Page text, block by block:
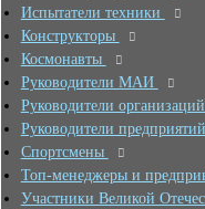
Испытатели техники
Конструкторы
Космонавты
Руководители МАИ
Руководители
Руководители
Спортсмены
Топ-менеджеры и
Участники Великой